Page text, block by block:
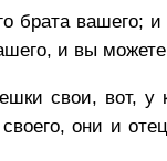
брата вашего;
и вы
свои, вот, у
они и